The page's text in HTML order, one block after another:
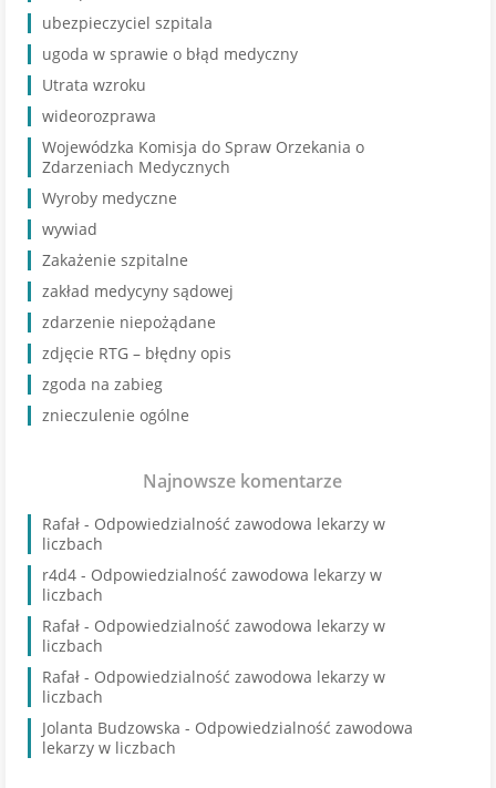
ubezpieczyciel szpitala
ugoda w sprawie o błąd medyczny
Utrata wzroku
wideorozprawa
Wojewódzka Komisja do Spraw Orzekania o
Zdarzeniach Medycznych
Wyroby medyczne
wywiad
Zakażenie szpitalne
zakład medycyny sądowej
zdarzenie niepożądane
zdjęcie RTG – błędny opis
zgoda na zabieg
znieczulenie ogólne
Najnowsze komentarze
Rafał - Odpowiedzialność zawodowa lekarzy w
liczbach
r4d4 - Odpowiedzialność zawodowa lekarzy w
liczbach
Rafał - Odpowiedzialność zawodowa lekarzy w
liczbach
Rafał - Odpowiedzialność zawodowa lekarzy w
liczbach
Jolanta Budzowska - Odpowiedzialność zawodowa
lekarzy w liczbach